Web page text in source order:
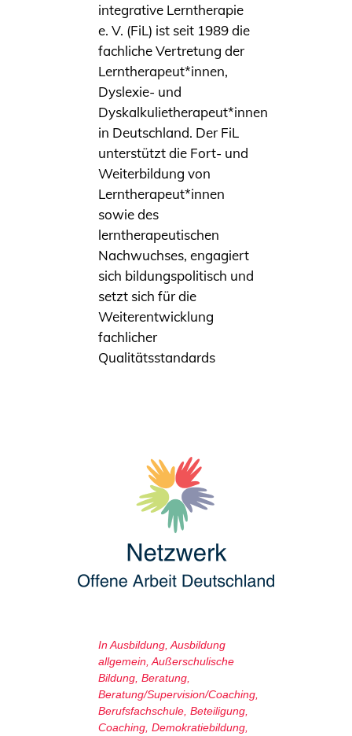
integrative Lerntherapie
e. V. (FiL) ist seit 1989 die
fachliche Vertretung der
Lerntherapeut*innen,
Dyslexie- und
Dyskalkulietherapeut*innen
in Deutschland. Der FiL
unterstützt die Fort- und
Weiterbildung von
Lerntherapeut*innen
sowie des
lerntherapeutischen
Nachwuchses, engagiert
sich bildungspolitisch und
setzt sich für die
Weiterentwicklung
fachlicher
Qualitätsstandards
In Ausbildung Ausbildung
allgemein Außerschulische
Bildung Beratung
Beratung/Supervision/Coaching
Berufsfachschule Beteiligung
Coaching Demokratiebildung